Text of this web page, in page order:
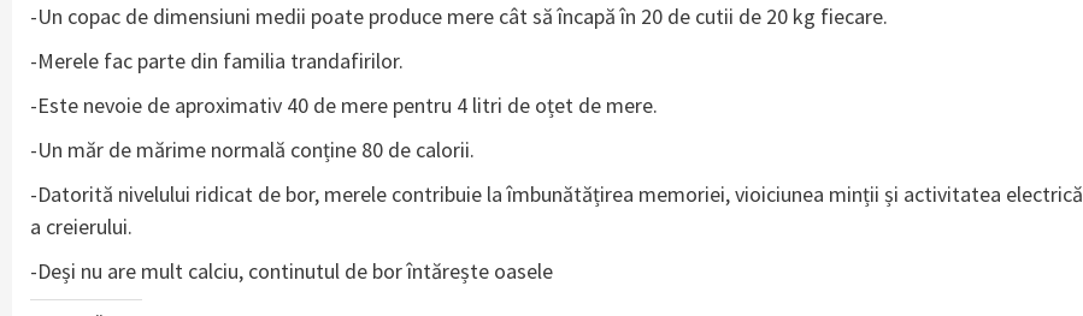
-Un copac de dimensiuni medii poate produce mere cât să încapă în 20 de cutii de 20 kg fiecare.
-Merele fac parte din familia trandafirilor.
-Este nevoie de aproximativ 40 de mere pentru 4 litri de oțet de mere.
-Un măr de mărime normală conține 80 de calorii.
-Datorită nivelului ridicat de bor, merele contribuie la îmbunătățirea memoriei, vioiciunea minții și activitatea electrică
a creierului.
-Deși nu are mult calciu, continutul de bor întărește oasele